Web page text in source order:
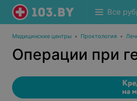
Все
Медицинские центры • Проктология •
Операции при